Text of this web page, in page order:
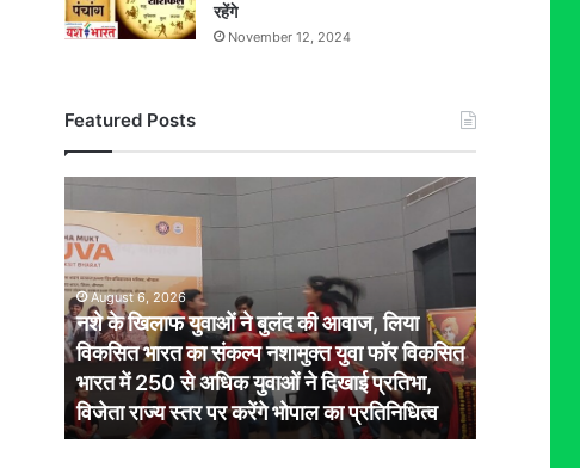
रहेंगे
November 12, 2024
Featured Posts
के
खिलाफ
युवाओं
ने
बुलंद
की
आवाज,
लिया
विकसित
भारत
August 6, 2026
नशे के खिलाफ युवाओं ने बुलंद की आवाज, लिया
विकसित भारत का संकल्प नशामुक्त युवा फॉर विकसित
भारत में 250 से अधिक युवाओं ने दिखाई प्रतिभा,
विजेता राज्य स्तर पर करेंगे भोपाल का प्रतिनिधित्व